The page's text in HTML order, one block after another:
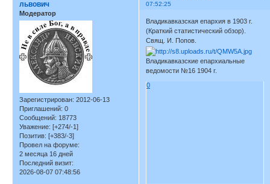
07:52:25
львович
Модератор
Зарегистрирован: 2012-06-13
Приглашений: 0
Сообщений: 18773
Уважение: [+274/-1]
Позитив: [+383/-3]
Провел на форуме:
2 месяца 16 дней
Последний визит:
2026-08-07 07:48:56
Владикавказская епархия в 1903 г.
(Краткий статистический обзор).
Свящ. И. Попов.
Владикавказские епархиальные
ведомости №16 1904 г.
0